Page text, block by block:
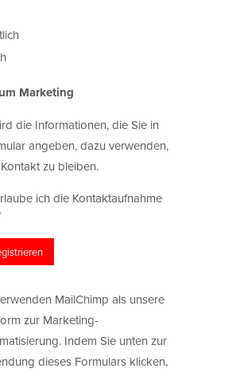
Marketing
die Informationen, die Sie in
angeben, dazu verwenden,
zu bleiben.
ich die Kontaktaufnahme
MailChimp als unsere
zur Marketing-
Indem Sie unten zur
dieses Formulars klicken,